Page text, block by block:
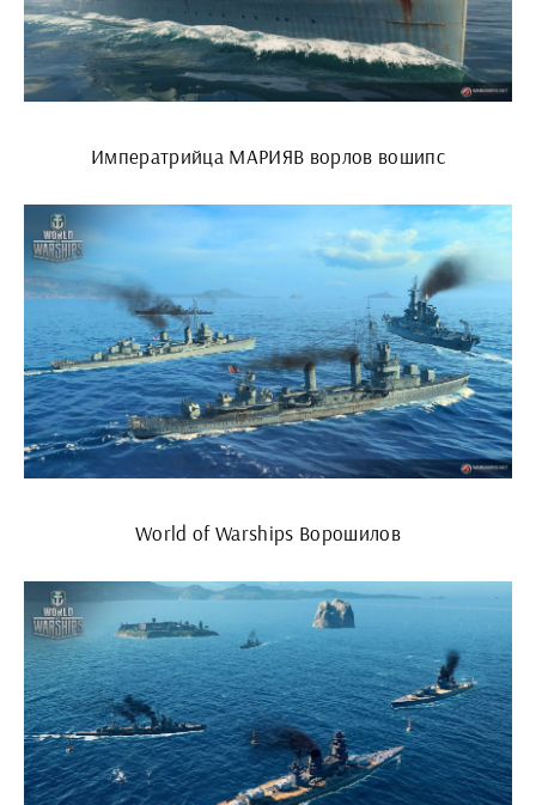
Императрийца МАРИЯВ ворлов вошипс
World of Warships Ворошилов